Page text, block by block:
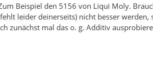
Beispiel den 5156 von Liqui Moly.
leider deinerseits) nicht besser werden,
zunächst mal das o. g. Additiv